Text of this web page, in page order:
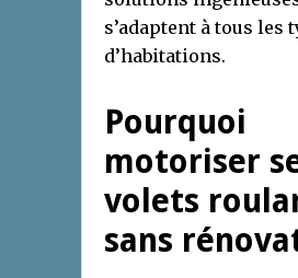
s’adaptent à tous les
d’habitations.
Pourquoi
motoriser
volets
sans